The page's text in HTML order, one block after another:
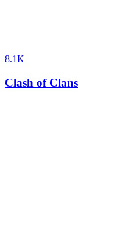
8.1K
Clash of Clans